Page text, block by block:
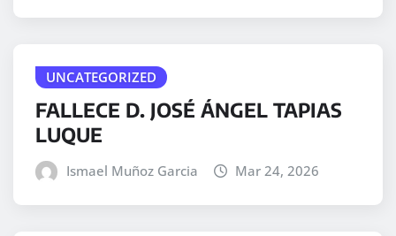
UNCATEGORIZED
FALLECE D. JOSÉ ÁNGEL TAPIAS
LUQUE
Ismael Muñoz Garcia Mar 24, 2026